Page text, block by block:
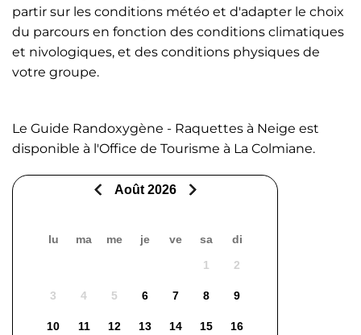
partir sur les conditions météo et d'adapter le choix
du parcours en fonction des conditions climatiques
et nivologiques, et des conditions physiques de
votre groupe.
Le Guide Randoxygène - Raquettes à Neige est
disponible à l'Office de Tourisme à La Colmiane.
Août 2026
lu ma me je ve sa
di
1
2
3 4 5 6 7 8 9
10 11 12 13 14 15 16